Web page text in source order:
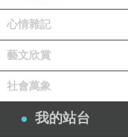
心情雜記
藝文欣賞
社會萬象
我的站台